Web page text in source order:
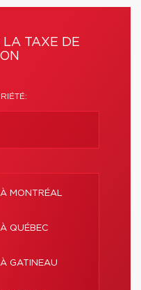
TAXE DE
MONTRÉAL
QUÉBEC
GATINEAU